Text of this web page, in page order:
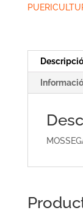
ROSA
Descripció